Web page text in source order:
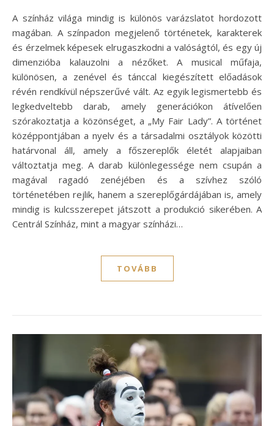
A színház világa mindig is különös varázslatot hordozott
magában. A színpadon megjelenő történetek, karakterek
és érzelmek képesek elrugaszkodni a valóságtól, és egy új
dimenzióba kalauzolni a nézőket. A musical műfaja,
különösen, a zenével és tánccal kiegészített előadások
révén rendkívül népszerűvé vált. Az egyik legismertebb és
legkedveltebb darab, amely generációkon átívelően
szórakoztatja a közönséget, a „My Fair Lady”. A történet
középpontjában a nyelv és a társadalmi osztályok közötti
határvonal áll, amely a főszereplők életét alapjaiban
változtatja meg. A darab különlegessége nem csupán a
magával ragadó zenéjében és a szívhez szóló
történetében rejlik, hanem a szereplőgárdájában is, amely
mindig is kulcsszerepet játszott a produkció sikerében. A
Centrál Színház, mint a magyar színházi…
TOVÁBB